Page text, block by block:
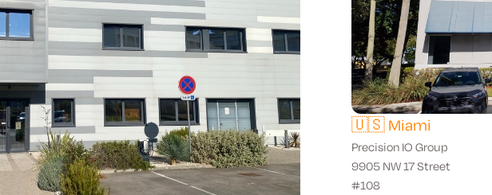
🇺🇸 Miami
Precision IO Group
9905 NW 17 Street
#108